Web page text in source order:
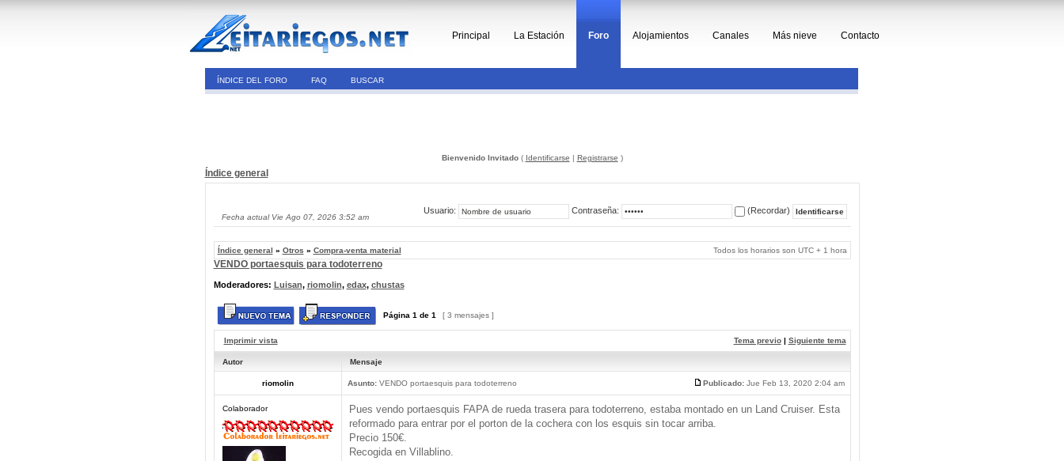
Principal La Estación Foro Alojamientos Canales Más nieve Contacto
ÍNDICE DEL FORO FAQ BUSCAR
Bienvenido Invitado( Identificarse | Registrarse )
Índice general
Fecha actual Vie Ago 07, 2026 3:52 am
Usuario: Contraseña: (Recordar)
Índice general » Otros » Compra-venta material Todos los horarios son UTC + 1 hora
VENDO portaesquis para todoterreno
Moderadores: Luisan, riomolin, edax, chustas
Página 1 de 1 [ 3 mensajes ]
Imprimir vista Tema previo| Siguiente tema
Autor Mensaje
riomolin Asunto:VENDO portaesquis para todoterreno Publicado:Jue Feb 13, 2020 2:04 am
Colaborador
Pues vendo portaesquis FAPA de rueda trasera para todoterreno, estaba montado en un Land Cruiser. Esta
reformado para entrar por el porton de la cochera con los esquis sin tocar arriba.
Precio 150€.
Recogida en Villablino.